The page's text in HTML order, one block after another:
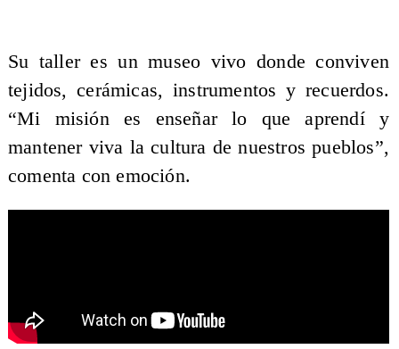
​Su taller es un museo vivo donde conviven
tejidos, cerámicas, instrumentos y recuerdos.
“Mi misión es enseñar lo que aprendí y
mantener viva la cultura de nuestros pueblos”,
comenta con emoción.